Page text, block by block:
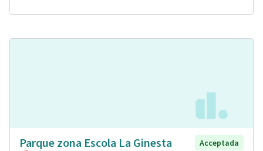
Parque zona Escola La Ginesta
Acceptada